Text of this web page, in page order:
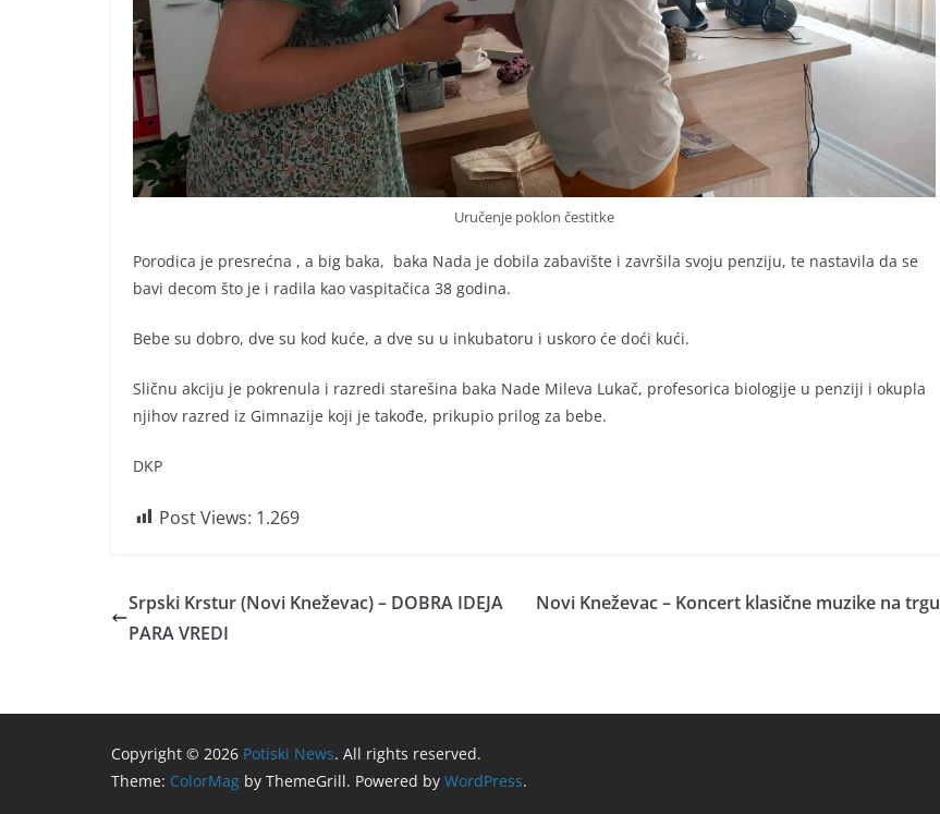
Uručenje poklon čestitke
Porodica je presrećna , a big baka, baka Nada je dobila zabavište i završila svoju penziju, te nastavila da se
bavi decom što je i radila kao vaspitačica 38 godina.
Bebe su dobro, dve su kod kuće, a dve su u inkubatoru i uskoro će doći kući.
Sličnu akciju je pokrenula i razredi starešina baka Nade Mileva Lukač, profesorica biologije u penziji i okupla
njihov razred iz Gimnazije koji je takođe, prikupio prilog za bebe.
DKP
Post Views: 1.269
Srpski Krstur (Novi Kneževac) – DOBRA IDEJA
PARA VREDI
Novi Kneževac – Koncert klasične muzike na trgu
Copyright © 2026 Potiski News. All rights reserved.
Theme: ColorMag by ThemeGrill. Powered by WordPress.